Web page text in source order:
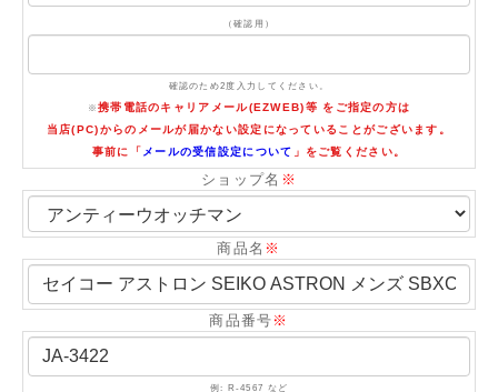
（確認用）
確認のため2度入力してください。
※ 携帯電話のキャリアメール(EZWEB)等 をご指定の方は
当店(PC)からのメールが届かない設定になっていることがございます。
事前に「 メールの受信設定について 」をご覧ください。
ショップ名 ※
商品名 ※
商品番号 ※
例: R-4567 など